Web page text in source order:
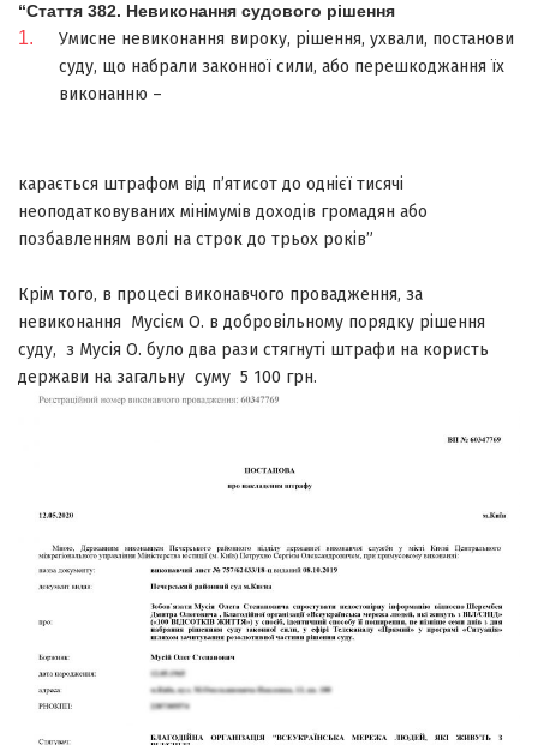
“Стаття 382. Невиконання судового рішення
Умисне невиконання вироку, рішення, ухвали, постанови
суду, що набрали законної сили, або перешкоджання їх
виконанню –
карається штрафом від п’ятисот до однієї тисячі
неоподатковуваних мінімумів доходів громадян або
позбавленням волі на строк до трьох років”
Крім того, в процесі виконавчого провадження, за
невиконання Мусієм О. в добровільному порядку рішення
суду, з Мусія О. було два рази стягнуті штрафи на користь
держави на загальну суму 5 100 грн.